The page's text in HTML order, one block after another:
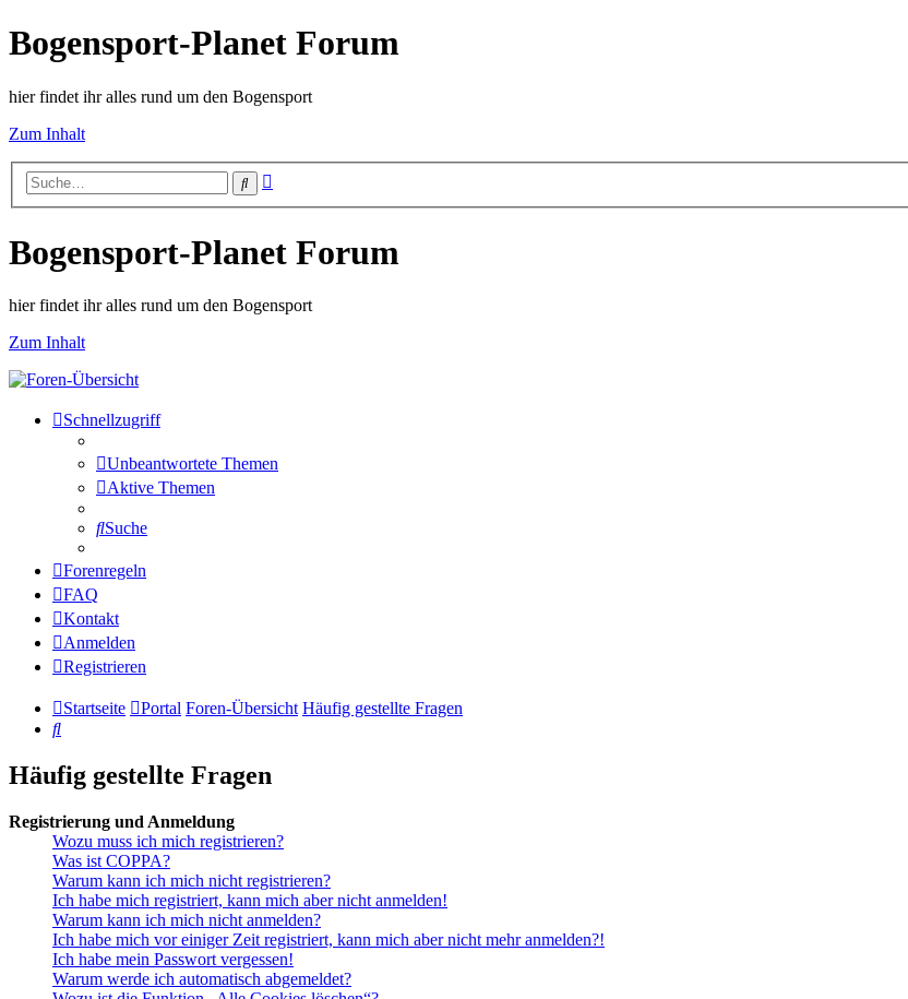
Bogensport-Planet Forum
hier findet ihr alles rund um den Bogensport
Zum Inhalt
Suche
Bogensport-Planet Forum
hier findet ihr alles rund um den Bogensport
Zum Inhalt
Schnellzugriff
Unbeantwortete Themen
Aktive Themen
Suche
Forenregeln
FAQ
Kontakt
Anmelden
Registrieren
Startseite Portal Foren-Übersicht Häufig gestellte Fragen
Suche
Häufig gestellte Fragen
Registrierung und Anmeldung
Wozu muss ich mich registrieren?
Was ist COPPA?
Warum kann ich mich nicht registrieren?
Ich habe mich registriert, kann mich aber nicht anmelden!
Warum kann ich mich nicht anmelden?
Ich habe mich vor einiger Zeit registriert, kann mich aber nicht mehr anmelden?!
Ich habe mein Passwort vergessen!
Warum werde ich automatisch abgemeldet?